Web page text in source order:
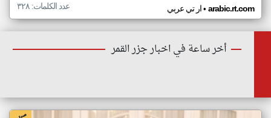
ار تي عربي• arabic.rt.com عدد الكلمات: ٣٢٨
أخر ساعة في اخبار جزر القمر